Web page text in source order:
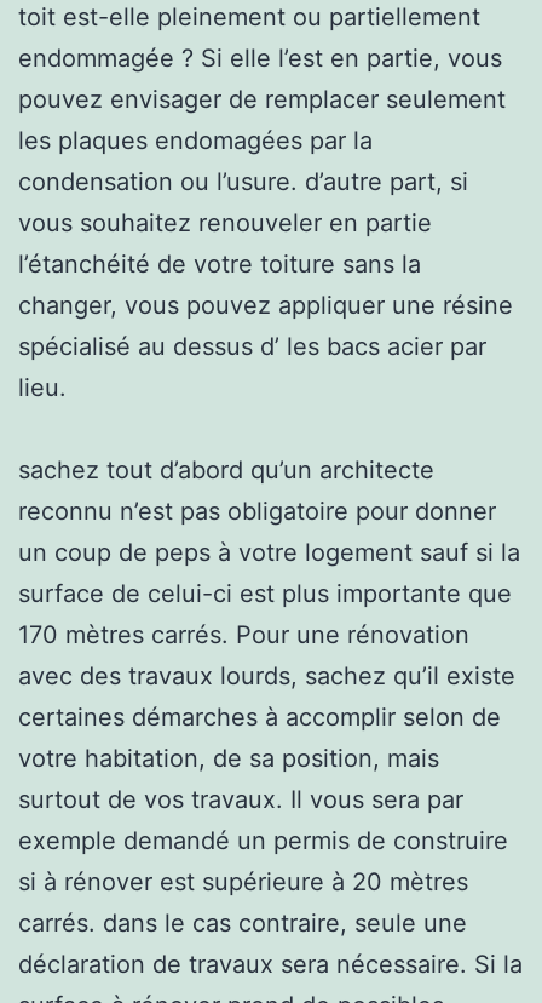
toit est-elle pleinement ou partiellement
endommagée ? Si elle l’est en partie, vous
pouvez envisager de remplacer seulement
les plaques endomagées par la
condensation ou l’usure. d’autre part, si
vous souhaitez renouveler en partie
l’étanchéité de votre toiture sans la
changer, vous pouvez appliquer une résine
spécialisé au dessus d’ les bacs acier par
lieu.
sachez tout d’abord qu’un architecte
reconnu n’est pas obligatoire pour donner
un coup de peps à votre logement sauf si la
surface de celui-ci est plus importante que
170 mètres carrés. Pour une rénovation
avec des travaux lourds, sachez qu’il existe
certaines démarches à accomplir selon de
votre habitation, de sa position, mais
surtout de vos travaux. Il vous sera par
exemple demandé un permis de construire
si à rénover est supérieure à 20 mètres
carrés. dans le cas contraire, seule une
déclaration de travaux sera nécessaire. Si la